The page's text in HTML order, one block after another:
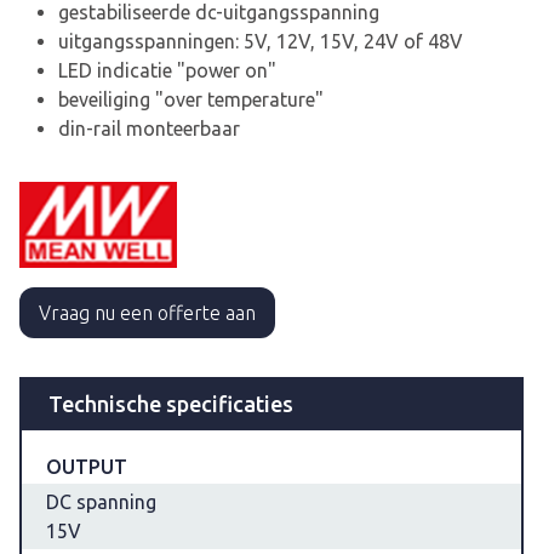
gestabiliseerde dc-uitgangsspanning
uitgangsspanningen: 5V, 12V, 15V, 24V of 48V
LED indicatie "power on"
beveiliging "over temperature"
din-rail monteerbaar
Vraag nu een offerte aan
Technische specificaties
OUTPUT
DC spanning
15V